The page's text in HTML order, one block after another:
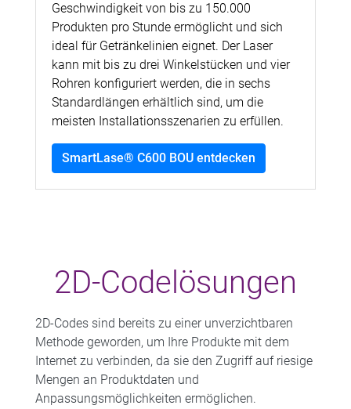
Geschwindigkeit von bis zu 150.000
Produkten pro Stunde ermöglicht und sich
ideal für Getränkelinien eignet. Der Laser
kann mit bis zu drei Winkelstücken und vier
Rohren konfiguriert werden, die in sechs
Standardlängen erhältlich sind, um die
meisten Installationsszenarien zu erfüllen.
SmartLase® C600 BOU entdecken
2D-Codelösungen
2D-Codes sind bereits zu einer unverzichtbaren
Methode geworden, um Ihre Produkte mit dem
Internet zu verbinden, da sie den Zugriff auf riesige
Mengen an Produktdaten und
Anpassungsmöglichkeiten ermöglichen.